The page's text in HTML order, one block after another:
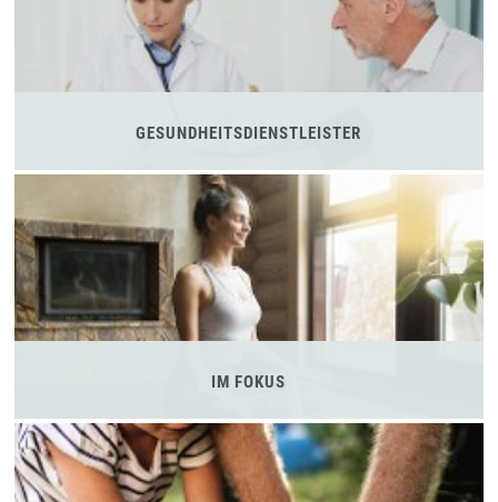
GESUNDHEITSDIENSTLEISTER
IM FOKUS